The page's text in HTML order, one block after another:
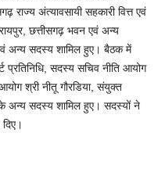
राज्य अंत्यावसायी सहकारी वित्त एवं
छत्तीसगढ़ भवन एवं अन्य
एवं अन्य सदस्य शामिल हुए। बैठक में
प्रतिनिधि, सदस्य सचिव नीति आयोग
श्री नीतू गौरडिया, संयुक्त
अन्य सदस्य शामिल हुए। सदस्यों ने